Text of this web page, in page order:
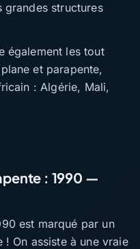
grandes structures
également les tout
et parapente,
: Algérie, Mali,
: 1990 —
est marqué par un
! On assiste à une vraie